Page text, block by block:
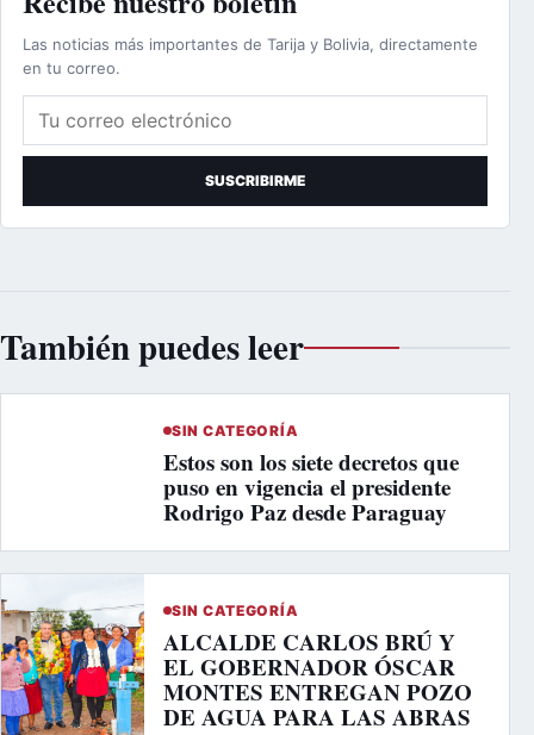
Las noticias más importantes de Tarija y Bolivia, directamente
en tu correo.
Correo electrónico
SUSCRIBIRME
También puedes leer
SIN CATEGORÍA
Estos son los siete decretos que
puso en vigencia el presidente
Rodrigo Paz desde Paraguay
SIN CATEGORÍA
ALCALDE CARLOS BRÚ Y
EL GOBERNADOR ÓSCAR
MONTES ENTREGAN POZO
DE AGUA PARA LAS ABRAS